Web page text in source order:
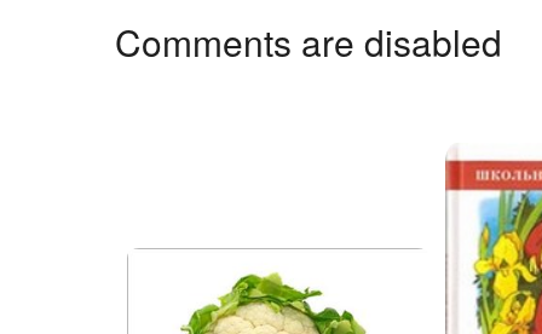
Comments are disabled